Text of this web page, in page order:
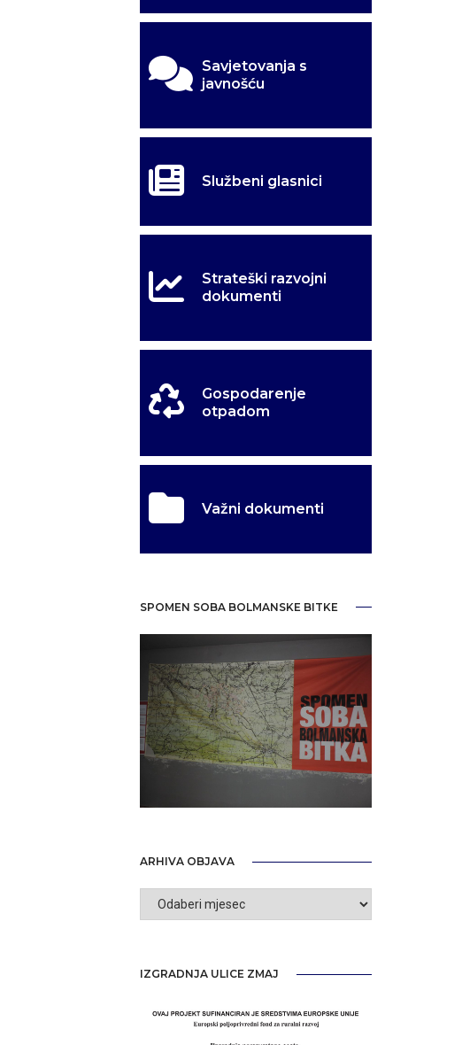
Savjetovanja s
javnošću
Službeni glasnici
Strateški razvojni
dokumenti
Gospodarenje
otpadom
Važni dokumenti
SPOMEN SOBA BOLMANSKE BITKE
ARHIVA OBJAVA
Arhiva
objava
IZGRADNJA ULICE ZMAJ